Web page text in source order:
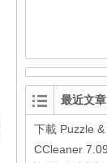
最近文章